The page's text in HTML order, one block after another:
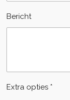
Bericht
Extra opties *